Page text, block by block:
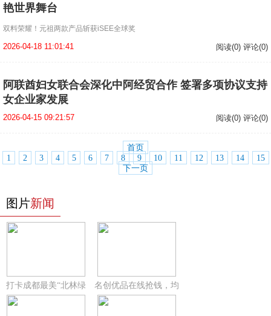
艳世界舞台
双料荣耀！元祖两款产品斩获iSEE全球奖
2026-04-18 11:01:41 阅读(0) 评论(0)
阿联酋妇女联合会深化中阿经贸合作 签署多项协议支持
女企业家发展
2026-04-15 09:21:57 阅读(0) 评论(0)
首页
1
2 3 4 5 6 7 8 9 10 11 12 13 14
15
下一页
图片新闻
打卡成都最美“北林绿 名创优品在线抢钱，均